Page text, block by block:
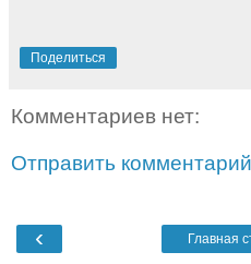
Поделиться
Комментариев нет:
Отправить комментарий
‹ Главная